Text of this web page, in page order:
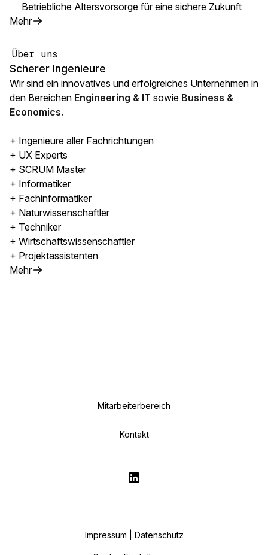
Über uns
Scherer Ingenieure
Wir sind ein innovatives und erfolgreiches Unternehmen in
den Bereichen Engineering & IT sowie Business &
Economics.
+ Ingenieure aller Fachrichtungen
+ UX Experts
+ SCRUM Master
+ Informatiker
+ Fachinformatiker
+ Naturwissenschaftler
+ Techniker
+ Wirtschaftswissenschaftler
+ Projektassistenten
Mehr
Betriebliche Altersvorsorge für eine sichere Zukunft
Mehr
Mitarbeiterbereich
Kontakt
Impressum | Datenschutz